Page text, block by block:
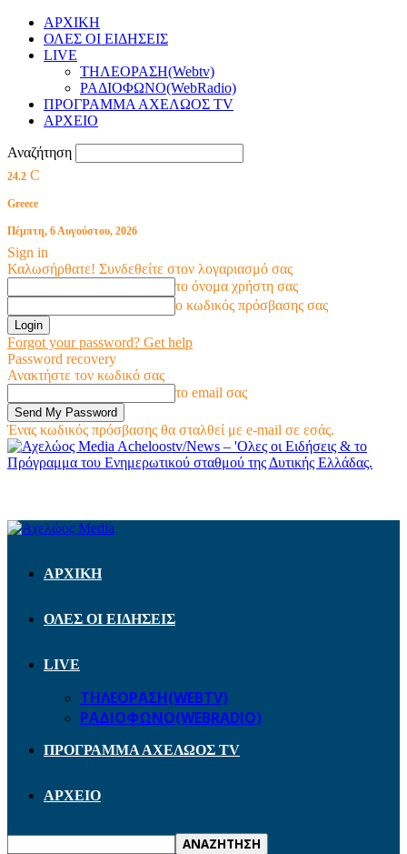
ΑΡΧΙΚΗ
ΟΛΕΣ ΟΙ ΕΙΔΗΣΕΙΣ
LIVE
ΤΗΛΕΟΡΑΣΗ(Webtv)
ΡΑΔΙΟΦΩΝΟ(WebRadio)
ΠΡΟΓΡΑΜΜΑ ΑΧΕΛΩΟΣ TV
ΑΡΧΕΙΟ
Αναζήτηση
24.2 C
Greece
Πέμπτη, 6 Αυγούστου, 2026
Sign in
Καλωσήρθατε! Συνδεθείτε στον λογαριασμό σας
το όνομα χρήστη σας
ο κωδικός πρόσβασης σας
Forgot your password? Get help
Password recovery
Ανακτήστε τον κωδικό σας
το email σας
Ένας κωδικός πρόσβασης θα σταλθεί με e-mail σε εσάς.
Acheloostv/News – 'Ολες οι Ειδήσεις & το
Πρόγραμμα του Ενημερωτικού σταθμού της Δυτικής Ελλάδας.
ΑΡΧΙΚΗ
ΟΛΕΣ ΟΙ ΕΙΔΗΣΕΙΣ
LIVE
ΤΗΛΕΟΡΑΣΗ(WEBTV)
ΡΑΔΙΟΦΩΝΟ(WEBRADIO)
ΠΡΟΓΡΑΜΜΑ ΑΧΕΛΩΟΣ TV
ΑΡΧΕΙΟ